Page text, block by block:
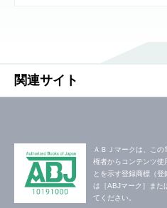
関連サイト
ＡＢＪマークは、こ
権者からコンテンツ使
とを示す登録商標（登
は［ABJマーク］また
てください。